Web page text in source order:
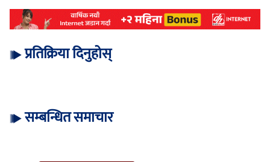
प्रतिक्रिया दिनुहोस्
सम्बन्धित समाचार